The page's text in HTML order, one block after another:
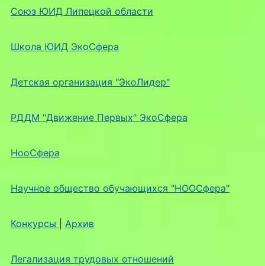
Союз ЮИД Липецкой области
Школа ЮИД ЭкоСфера
Детская организация "ЭкоЛидер"
РДДМ "Движение Первых" ЭкоСфера
НооСфера
Научное общество обучающихся "НООСфера"
Конкурсы Архив
Легализация трудовых отношений